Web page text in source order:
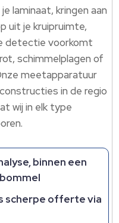
laminaat, kringen aan
uit je kruipruimte,
detectie voorkomt
schimmelplagen of
meetapparatuur
in de regio
wij in elk type
binnen een
scherpe offerte via